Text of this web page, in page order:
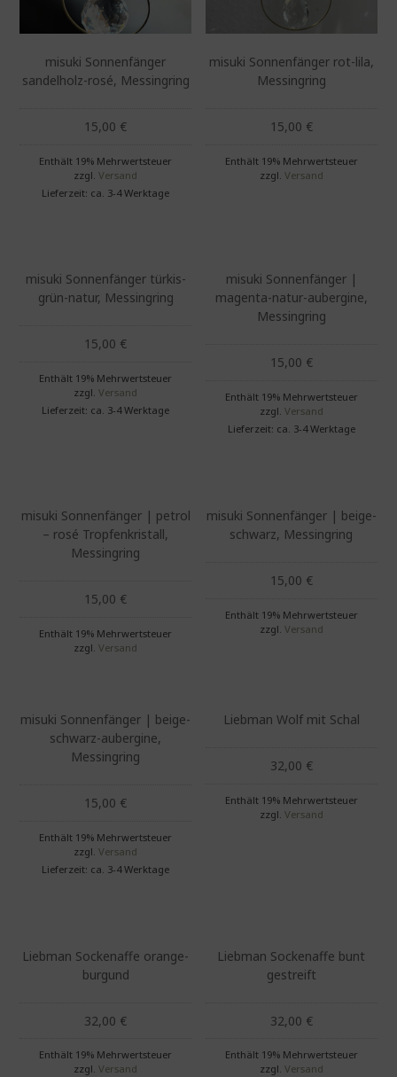
misuki Sonnenfänger
sandelholz-rosé, Messingring
15,00 €
Enthält 19% Mehrwertsteuer
zzgl.Versand
Lieferzeit: ca. 3-4 Werktage
misuki Sonnenfänger rot-lila,
Messingring
15,00 €
Enthält 19% Mehrwertsteuer
zzgl. Versand
misuki Sonnenfänger türkis-
grün-natur, Messingring
15,00 €
Enthält 19% Mehrwertsteuer
zzgl.Versand
Lieferzeit: ca. 3-4 Werktage
misuki Sonnenfänger |
magenta-natur-aubergine,
Messingring
15,00 €
Enthält 19% Mehrwertsteuer
zzgl. Versand
Lieferzeit: ca. 3-4 Werktage
misuki Sonnenfänger | petrol
– rosé Tropfenkristall,
Messingring
15,00 €
Enthält 19% Mehrwertsteuer
zzgl.Versand
misuki Sonnenfänger | beige-
schwarz, Messingring
15,00 €
Enthält 19% Mehrwertsteuer
zzgl. Versand
misuki Sonnenfänger | beige-
schwarz-aubergine,
Messingring
15,00 €
Enthält 19% Mehrwertsteuer
zzgl.Versand
Lieferzeit: ca. 3-4 Werktage
Liebman Wolf mit Schal
32,00 €
Enthält 19% Mehrwertsteuer
zzgl. Versand
Liebman Sockenaffe orange-
burgund
32,00 €
Enthält 19% Mehrwertsteuer
zzgl.Versand
Liebman Sockenaffe bunt
gestreift
32,00 €
Enthält 19% Mehrwertsteuer
zzgl. Versand